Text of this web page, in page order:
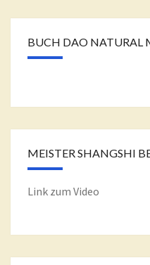
BUCH DAO NATURAL
MEISTER SHANGSHI
Link zum Video